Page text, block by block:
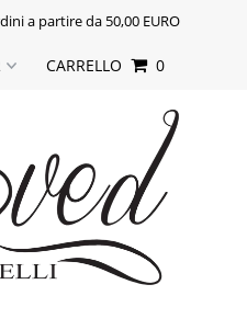
a partire da 50,00 EURO
CARRELLO 0